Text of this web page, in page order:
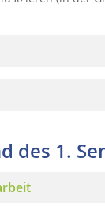
des 1.